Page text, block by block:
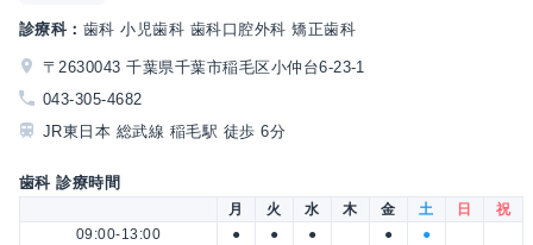
診療科： 歯科 小児歯科 歯科口腔外科 矯正歯科
〒2630043 千葉県千葉市稲毛区小仲台6-23-1
043-305-4682
JR東日本 総武線 稲毛駅 徒歩 6分
歯科 診療時間
月 火 水 木 金 土 日
祝
09:00-13:00
● ● ● ●
●